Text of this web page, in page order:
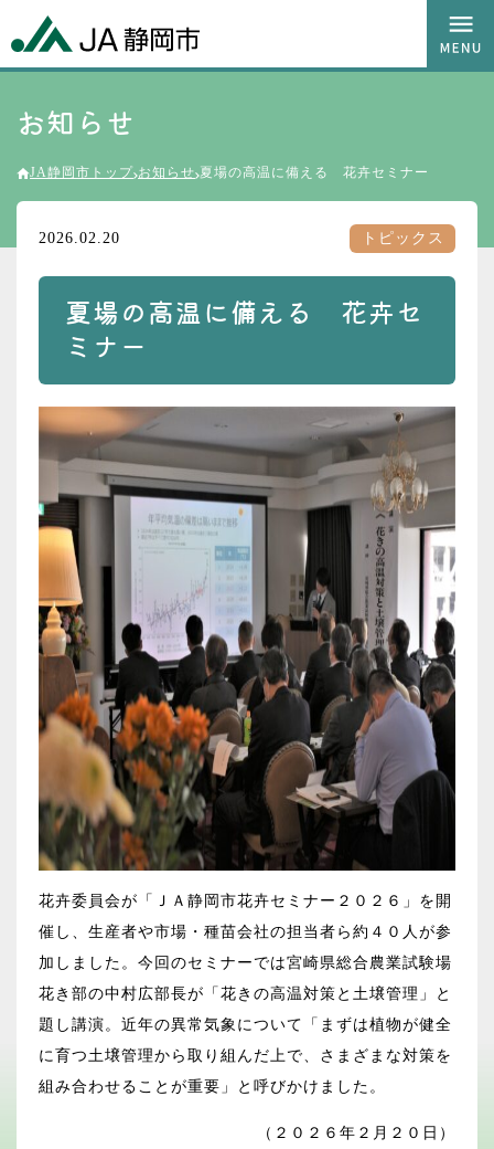
お知らせ
JA静岡市トップ お知らせ 夏場の高温に備える 花卉セミナー
2026.02.20 トピックス
夏場の高温に備える 花卉セ
ミナー
花卉委員会が「ＪＡ静岡市花卉セミナー２０２６」を開
催し、生産者や市場・種苗会社の担当者ら約４０人が参
加しました。今回のセミナーでは宮崎県総合農業試験場
花き部の中村広部長が「花きの高温対策と土壌管理」と
題し講演。近年の異常気象について「まずは植物が健全
に育つ土壌管理から取り組んだ上で、さまざまな対策を
組み合わせることが重要」と呼びかけました。
（２０２６年２月２０日）